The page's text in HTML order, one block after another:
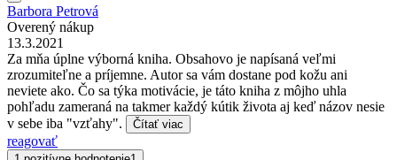
Barbora Petrová
Overený nákup
13.3.2021
Za mňa úplne výborná kniha. Obsahovo je napísaná veľmi
zrozumiteľne a príjemne. Autor sa vám dostane pod kožu ani
neviete ako. Čo sa týka motivácie, je táto kniha z môjho uhla
pohľadu zameraná na takmer každý kútik života aj keď názov nesie
v sebe iba "vzťahy".
Čítať viac
reagovať